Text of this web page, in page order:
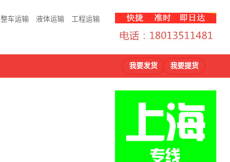
整车运输 液体运输 工程运输
我要发货 我要提货